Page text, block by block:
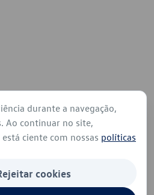
durante a navegação,
Ao continuar no site,
ciente com nossas políticas
cookies